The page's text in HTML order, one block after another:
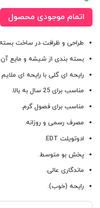
اتمام موجودی محصول
طراحی و ظرافت در ساخت
بسته بندی از شیشه و مایع
رایحه ای گلی با رایحه ای
مناسب برای 25 سال به بالا.
مناسب برای فصول گرم.
مصرف رسمی و روزانه.
ادوتویلت EDT.
پخش بو متوسط.
ماندگاری عالی.
رایحه (خوب).